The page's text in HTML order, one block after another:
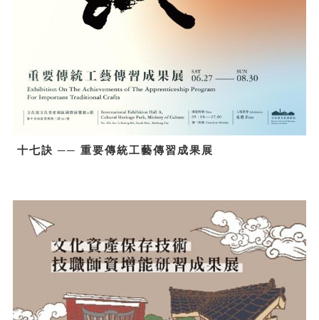
十七訣 ── 重要傳統工藝傳習成果展